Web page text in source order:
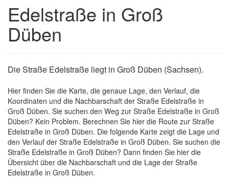
Edelstraße in Groß
Düben
Die Straße Edelstraße liegt in Groß Düben (Sachsen).
Hier finden Sie die Karte, die genaue Lage, den Verlauf, die
Koordinaten und die Nachbarschaft der Straße Edelstraße in
Groß Düben. Sie suchen den Weg zur Straße Edelstraße in Groß
Düben? Kein Problem. Berechnen Sie hier die Route zur Straße
Edelstraße in Groß Düben. Die folgende Karte zeigt die Lage und
den Verlauf der Straße Edelstraße in Groß Düben. Sie suchen die
Straße Edelstraße in Groß Düben? Dann finden Sie hier die
Übersicht über die Nachbarschaft und die Lage der Straße
Edelstraße in Groß Düben.